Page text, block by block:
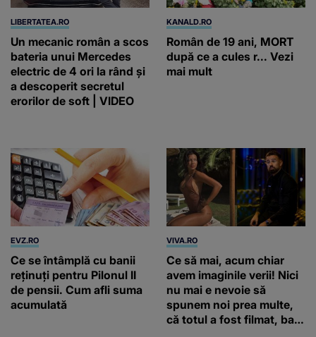
LIBERTATEA.RO
Un mecanic român a scos
bateria unui Mercedes
electric de 4 ori la rând și
a descoperit secretul
erorilor de soft | VIDEO
KANALD.RO
Român de 19 ani, MORT
după ce a cules r... Vezi
mai mult
EVZ.RO
Ce se întâmplă cu banii
reținuți pentru Pilonul II
de pensii. Cum afli suma
acumulată
VIVA.RO
Ce să mai, acum chiar
avem imaginile verii! Nici
nu mai e nevoie să
spunem noi prea multe,
că totul a fost filmat, ba